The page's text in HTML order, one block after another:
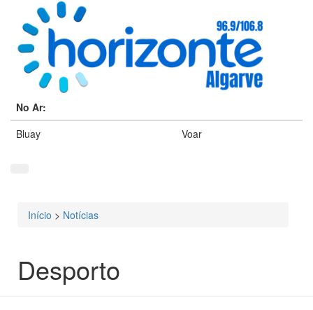
No Ar:
Bluay
Voar
Está aqui
Início > Notícias
Desporto